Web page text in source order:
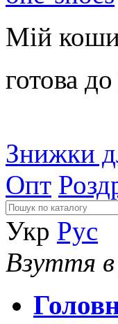
Мій
готова
Знижки
Опт
Укр Рус
Взуття в